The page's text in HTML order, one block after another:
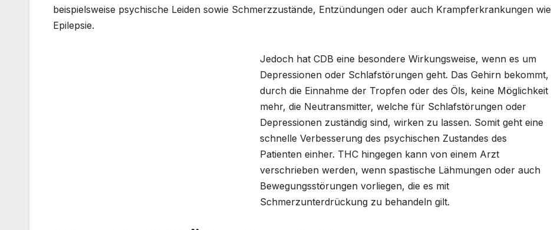
beispielsweise psychische Leiden sowie Schmerzzustände, Entzündungen oder auch Krampferkrankungen wie
Epilepsie.
Jedoch hat CDB eine besondere Wirkungsweise, wenn es um
Depressionen oder Schlafstörungen geht. Das Gehirn bekommt,
durch die Einnahme der Tropfen oder des Öls, keine Möglichkeit
mehr, die Neutransmitter, welche für Schlafstörungen oder
Depressionen zuständig sind, wirken zu lassen. Somit geht eine
schnelle Verbesserung des psychischen Zustandes des
Patienten einher. THC hingegen kann von einem Arzt
verschrieben werden, wenn spastische Lähmungen oder auch
Bewegungsstörungen vorliegen, die es mit
Schmerzunterdrückung zu behandeln gilt.